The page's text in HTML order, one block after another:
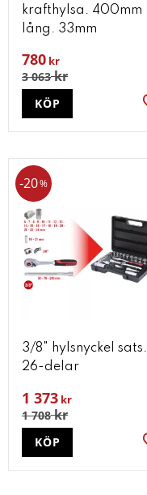
krafthylsa. 400mm
lång. 33mm
780 kr
3 063kr
KÖP
3/8" hylsnyckel sats.
26-delar
1 373 kr
1 708kr
20%
KÖP